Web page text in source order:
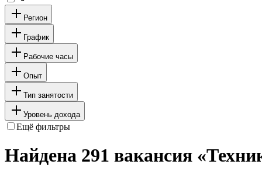
Регион
График
Рабочие часы
Опыт
Тип занятости
Уровень дохода
Ещё фильтры
Найдена 291 вакансия